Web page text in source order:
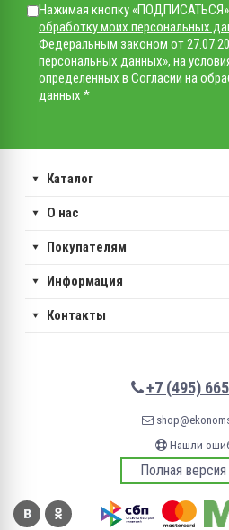
Нажимая кнопку
обработку моих персональных
Федеральным законом от
персональных данных», на
определенных в Согласии на
данных *
Каталог
О нас
Покупателям
Информация
Контакты
+7 (495)
Нашли
Полная версия